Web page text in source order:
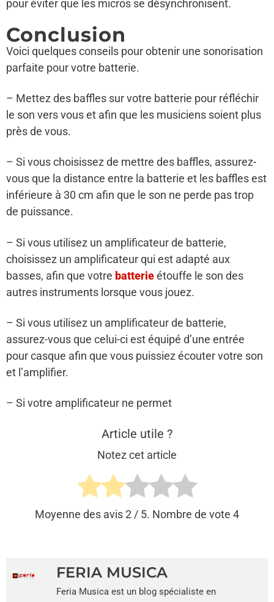
pour éviter que les micros se désynchronisent.
Conclusion
Voici quelques conseils pour obtenir une sonorisation
parfaite pour votre batterie.
– Mettez des baffles sur votre batterie pour réfléchir
le son vers vous et afin que les musiciens soient plus
près de vous.
– Si vous choisissez de mettre des baffles, assurez-
vous que la distance entre la batterie et les baffles est
inférieure à 30 cm afin que le son ne perde pas trop
de puissance.
– Si vous utilisez un amplificateur de batterie,
choisissez un amplificateur qui est adapté aux
basses, afin que votre batterieétouffe le son des
autres instruments lorsque vous jouez.
– Si vous utilisez un amplificateur de batterie,
assurez-vous que celui-ci est équipé d’une entrée
pour casque afin que vous puissiez écouter votre son
et l’amplifier.
– Si votre amplificateur ne permet
Article utile ?
Notez cet article
Moyenne des avis 2/ 5. Nombre de vote 4
FERIA MUSICA
Feria Musica est un blog spécialiste en